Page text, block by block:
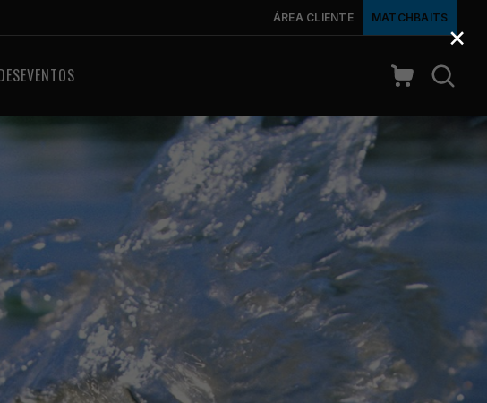
ÁREA CLIENTE MATCHBAITS
EVENTOS
×